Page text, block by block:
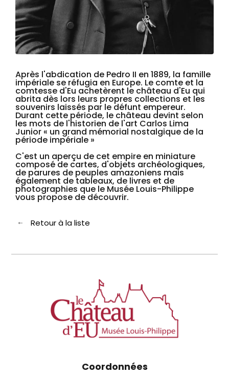
Zoom sur l'image
Après l'abdication de Pedro II en 1889, la famille
impériale se réfugia en Europe. Le comte et la
comtesse d'Eu achetèrent le château d'Eu qui
abrita dès lors leurs propres collections et les
souvenirs laissés par le défunt empereur.
Durant cette période, le château devint selon
les mots de l'historien de l'art Carlos Lima
Junior « un grand mémorial nostalgique de la
période impériale »
C'est un aperçu de cet empire en miniature
composé de cartes, d'objets archéologiques,
de parures de peuples amazoniens mais
également de tableaux, de livres et de
photographies que le Musée Louis-Philippe
vous propose de découvrir.
Retour à la liste
Retour à la liste
Coordonnées